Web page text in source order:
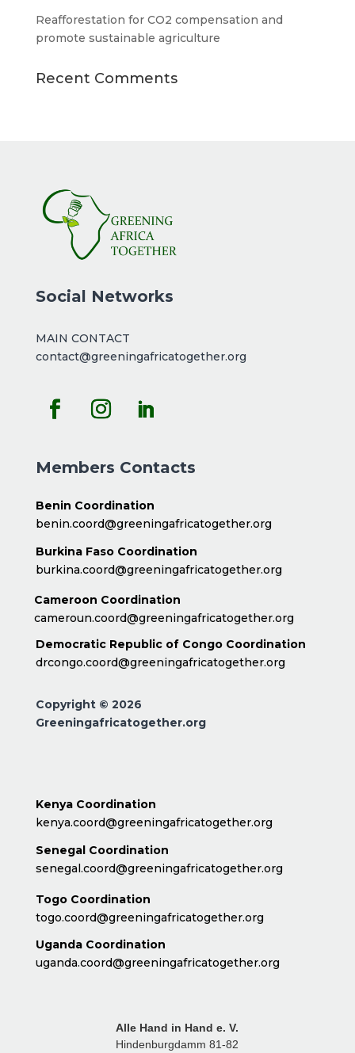
Reafforestation for CO2 compensation and
promote sustainable agriculture
Recent Comments
Social Networks
MAIN CONTACT
contact@greeningafricatogether.org
Members Contacts
Benin Coordination
benin.coord@greeningafricatogether.org
Burkina Faso Coordination
burkina.coord@greeningafricatogether.org
Cameroon Coordination
cameroun.coord@greeningafricatogether.org
Democratic Republic of Congo Coordination
drcongo.coord@greeningafricatogether.org
Copyright © 2026
Greeningafricatogether.org
Kenya Coordination
kenya.coord@greeningafricatogether.org
Senegal Coordination
senegal.coord@greeningafricatogether.org
Togo Coordination
togo.coord@greeningafricatogether.org
Uganda Coordination
uganda.coord@greeningafricatogether.org
Alle Hand in Hand e. V.
Hindenburgdamm 81-82